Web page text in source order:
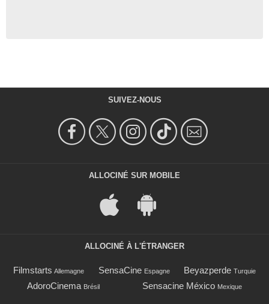
SUIVEZ-NOUS
ALLOCINÉ SUR MOBILE
ALLOCINÉ À L'ÉTRANGER
Filmstarts Allemagne SensaCine Espagne Beyazperde Turquie
AdoroCinema Brésil Sensacine México Mexique